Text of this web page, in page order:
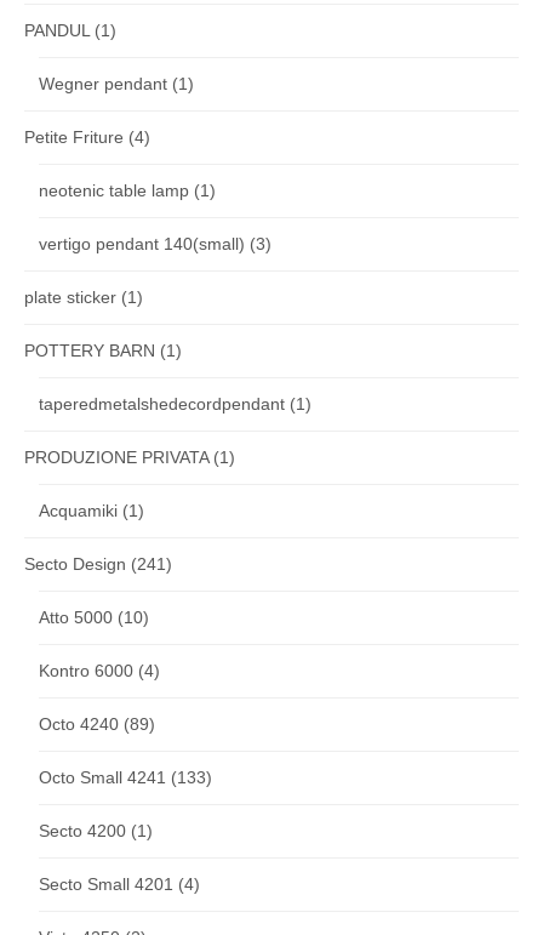
PANDUL(1)
Wegner pendant (1)
Petite Friture (4)
neotenic table lamp (1)
vertigo pendant 140(small) (3)
plate sticker (1)
POTTERY BARN (1)
taperedmetalshedecordpendant (1)
PRODUZIONE PRIVATA(1)
Acquamiki (1)
Secto Design (241)
Atto 5000 (10)
Kontro 6000 (4)
Octo 4240 (89)
Octo Small 4241 (133)
Secto 4200 (1)
Secto Small 4201 (4)